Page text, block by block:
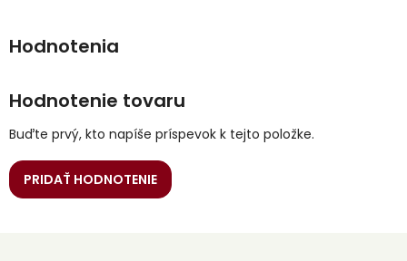
Hodnotenie tovaru
Buďte prvý, kto napíše príspevok k tejto položke.
PRIDAŤ HODNOTENIE